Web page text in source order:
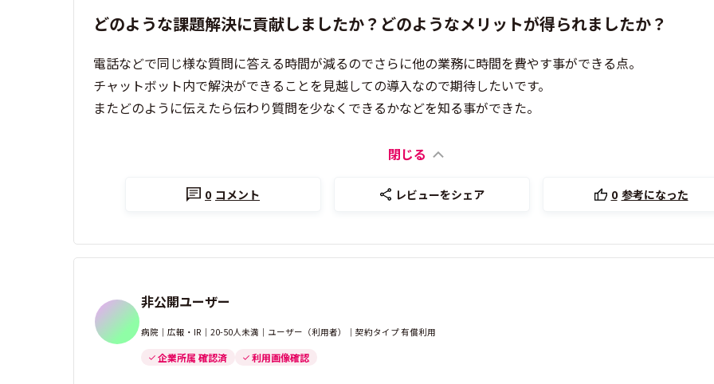
どのような課題解決に貢献しましたか？どのようなメリットが得られましたか？
電話などで同じ様な質問に答える時間が減るのでさらに他の業務に時間を費やす事ができる点。
チャットボット内で解決ができることを見越しての導入なので期待したいです。
またどのように伝えたら伝わり質問を少なくできるかなどを知る事ができた。
閉じる
0 コメント レビューをシェア 0 参考になった
非公開ユーザー
病院｜広報・IR｜20-50人未満｜ユーザー（利用者）｜契約タイプ 有償利用
企業所属 確認済 利用画像確認